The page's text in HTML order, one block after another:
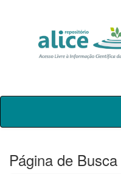
Skip
Página de Busca